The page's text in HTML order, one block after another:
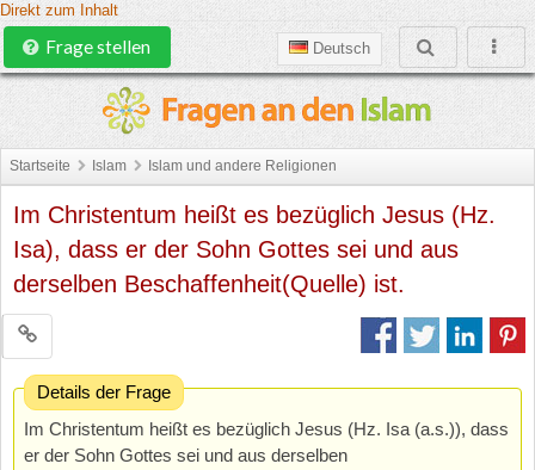
Direkt zum Inhalt
Deutsch
Frage stellen
Startseite Islam Islam und andere Religionen
Im Christentum heißt es bezüglich Jesus (Hz.
Isa), dass er der Sohn Gottes sei und aus
derselben Beschaffenheit(Quelle) ist.
Details der Frage
Im Christentum heißt es bezüglich Jesus (Hz. Isa (a.s.)), dass
er der Sohn Gottes sei und aus derselben